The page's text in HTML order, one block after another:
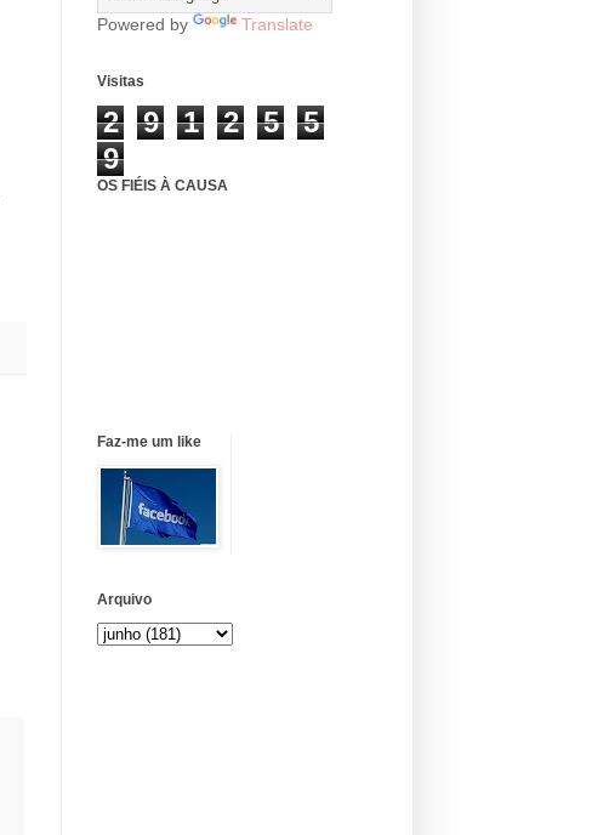
Powered by Translate
Visitas
2 9 1 2 5
5
9
OS FIÉIS À CAUSA
Faz-me um like
Arquivo